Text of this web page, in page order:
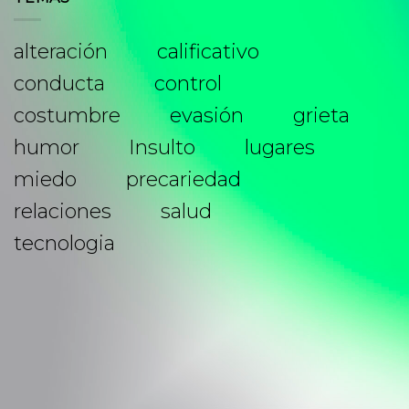
alteración
calificativo
conducta
control
costumbre
evasión
grieta
humor
Insulto
lugares
miedo
precariedad
relaciones
salud
tecnologia